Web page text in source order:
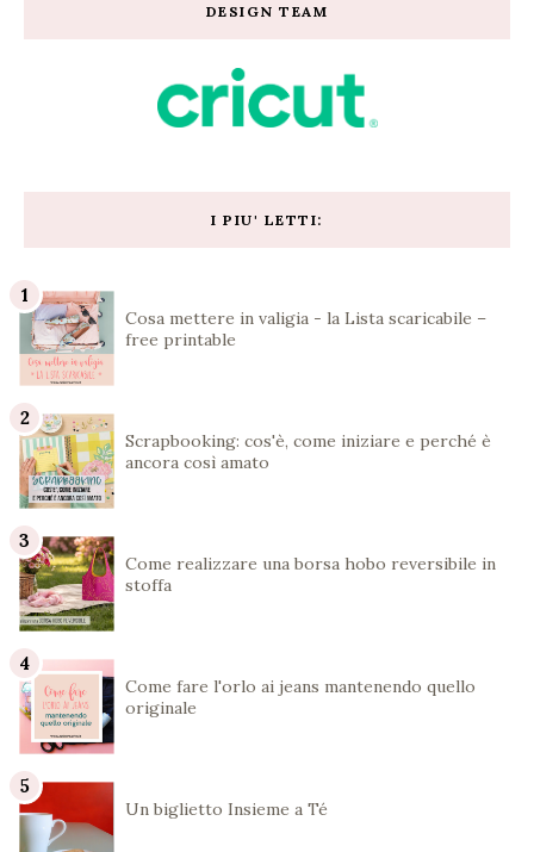
DESIGN TEAM
I PIU' LETTI:
Cosa mettere in valigia - la Lista scaricabile –
free printable
Scrapbooking: cos'è, come iniziare e perché è
ancora così amato
Come realizzare una borsa hobo reversibile in
stoffa
Come fare l'orlo ai jeans mantenendo quello
originale
Un biglietto Insieme a Té